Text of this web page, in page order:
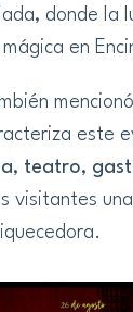
donde la
en
este
, teatro,
visitantes